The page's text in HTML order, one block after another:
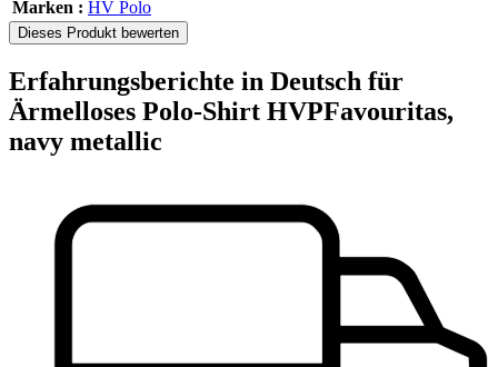
Marken : HV Polo
Dieses Produkt bewerten
Erfahrungsberichte in Deutsch für
Ärmelloses Polo-Shirt HVPFavouritas,
navy metallic